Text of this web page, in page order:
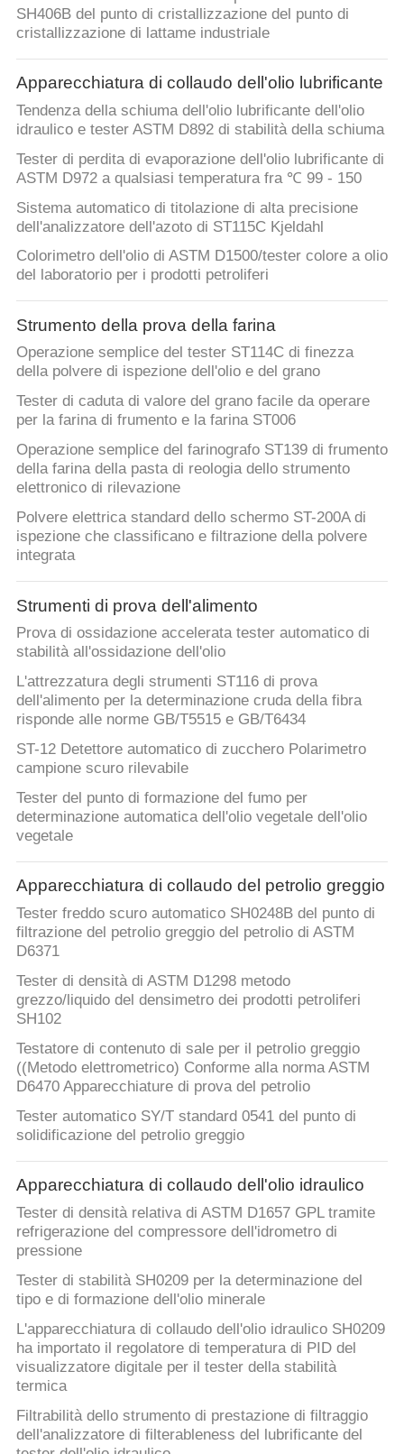
SH406B del punto di cristallizzazione del punto di
cristallizzazione di lattame industriale
Apparecchiatura di collaudo dell'olio lubrificante
Tendenza della schiuma dell'olio lubrificante dell'olio
idraulico e tester ASTM D892 di stabilità della schiuma
Tester di perdita di evaporazione dell'olio lubrificante di
ASTM D972 a qualsiasi temperatura fra ℃ 99 - 150
Sistema automatico di titolazione di alta precisione
dell'analizzatore dell'azoto di ST115C Kjeldahl
Colorimetro dell'olio di ASTM D1500/tester colore a olio
del laboratorio per i prodotti petroliferi
Strumento della prova della farina
Operazione semplice del tester ST114C di finezza
della polvere di ispezione dell'olio e del grano
Tester di caduta di valore del grano facile da operare
per la farina di frumento e la farina ST006
Operazione semplice del farinografo ST139 di frumento
della farina della pasta di reologia dello strumento
elettronico di rilevazione
Polvere elettrica standard dello schermo ST-200A di
ispezione che classificano e filtrazione della polvere
integrata
Strumenti di prova dell'alimento
Prova di ossidazione accelerata tester automatico di
stabilità all'ossidazione dell'olio
L'attrezzatura degli strumenti ST116 di prova
dell'alimento per la determinazione cruda della fibra
risponde alle norme GB/T5515 e GB/T6434
ST-12 Detettore automatico di zucchero Polarimetro
campione scuro rilevabile
Tester del punto di formazione del fumo per
determinazione automatica dell'olio vegetale dell'olio
vegetale
Apparecchiatura di collaudo del petrolio greggio
Tester freddo scuro automatico SH0248B del punto di
filtrazione del petrolio greggio del petrolio di ASTM
D6371
Tester di densità di ASTM D1298 metodo
grezzo/liquido del densimetro dei prodotti petroliferi
SH102
Testatore di contenuto di sale per il petrolio greggio
((Metodo elettrometrico) Conforme alla norma ASTM
D6470 Apparecchiature di prova del petrolio
Tester automatico SY/T standard 0541 del punto di
solidificazione del petrolio greggio
Apparecchiatura di collaudo dell'olio idraulico
Tester di densità relativa di ASTM D1657 GPL tramite
refrigerazione del compressore dell'idrometro di
pressione
Tester di stabilità SH0209 per la determinazione del
tipo e di formazione dell'olio minerale
L'apparecchiatura di collaudo dell'olio idraulico SH0209
ha importato il regolatore di temperatura di PID del
visualizzatore digitale per il tester della stabilità
termica
Filtrabilità dello strumento di prestazione di filtraggio
dell'analizzatore di filterableness del lubrificante del